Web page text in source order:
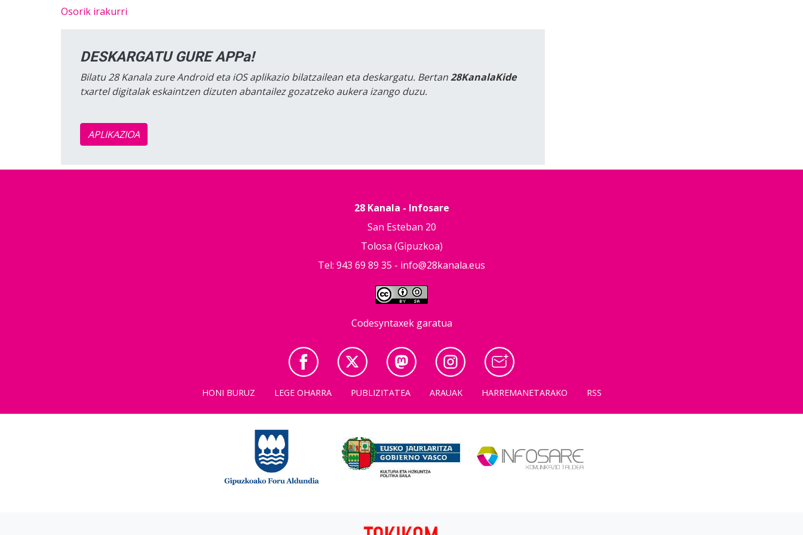
Osorik irakurri
DESKARGATU GURE APPa!
Bilatu 28 Kanala zure Android eta iOS aplikazio bilatzailean eta deskargatu. Bertan28KanalaKide
txartel digitalak eskaintzen dizuten abantailez gozatzeko aukera izango duzu.
APLIKAZIOA
28 Kanala - Infosare
San Esteban 20
Tolosa (Gipuzkoa)
Tel: 943 69 89 35 - info@28kanala.eus
Codesyntaxek garatua
HONI BURUZ LEGE OHARRA PUBLIZITATEA ARAUAK HARREMANETARAKO RSS